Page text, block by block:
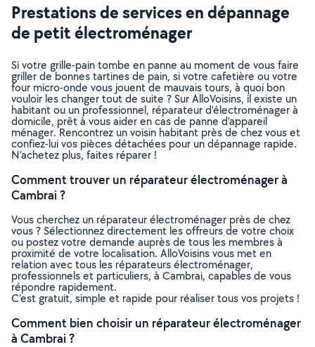
Prestations de services en dépannage
de petit électroménager
Si votre grille-pain tombe en panne au moment de vous faire
griller de bonnes tartines de pain, si votre cafetière ou votre
four micro-onde vous jouent de mauvais tours, à quoi bon
vouloir les changer tout de suite ? Sur AlloVoisins, il existe un
habitant ou un professionnel, réparateur d’électroménager à
domicile, prêt à vous aider en cas de panne d’appareil
ménager. Rencontrez un voisin habitant près de chez vous et
confiez-lui vos pièces détachées pour un dépannage rapide.
N’achetez plus, faites réparer !
Comment trouver un réparateur électroménager à
Cambrai ?
Vous cherchez un réparateur électroménager près de chez
vous ? Sélectionnez directement les offreurs de votre choix
ou postez votre demande auprès de tous les membres à
proximité de votre localisation. AlloVoisins vous met en
relation avec tous les réparateurs électroménager,
professionnels et particuliers, à Cambrai, capables de vous
répondre rapidement.
C’est gratuit, simple et rapide pour réaliser tous vos projets !
Comment bien choisir un réparateur électroménager
à Cambrai ?